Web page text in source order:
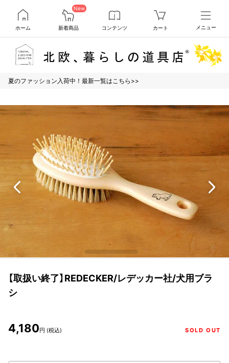
ホーム
New
新着商品 コンテンツ カート メニュー
夏のファッション入荷中！最新一覧はこちら>>
【取扱い終了】REDECKER/レデッカー社/犬用ブラ
シ
4,180円 (税込) SOLD OUT